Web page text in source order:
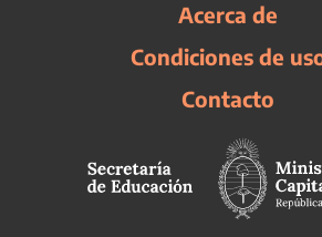
Acerca de
Condiciones de
Contacto